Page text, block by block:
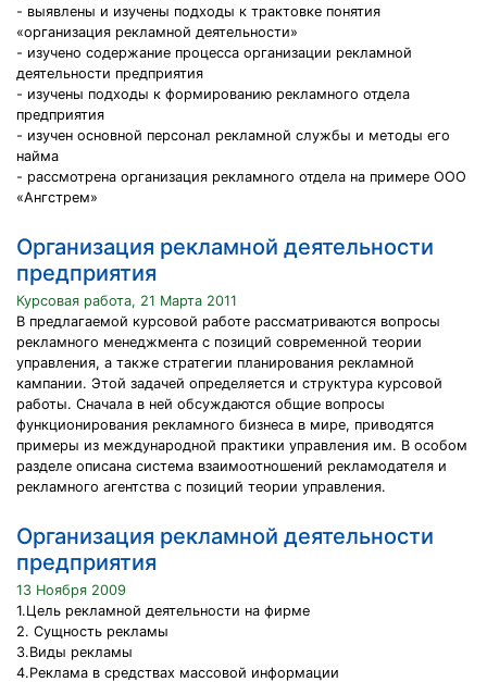
- выявлены и изучены подходы к трактовке понятия
«организация рекламной деятельности»
- изучено содержание процесса организации рекламной
деятельности предприятия
- изучены подходы к формированию рекламного отдела
предприятия
- изучен основной персонал рекламной службы и методы его
найма
- рассмотрена организация рекламного отдела на примере ООО
«Ангстрем»
Организация рекламной деятельности
предприятия
Курсовая работа, 21 Марта 2011
В предлагаемой курсовой работе рассматриваются вопросы
рекламного менеджмента с позиций современной теории
управления, а также стратегии планирования рекламной
кампании. Этой задачей определяется и структура курсовой
работы. Сначала в ней обсуждаются общие вопросы
функционирования рекламного бизнеса в мире, приводятся
примеры из международной практики управления им. В особом
разделе описана система взаимоотношений рекламодателя и
рекламного агентства с позиций теории управления.
Организация рекламной деятельности
предприятия
13 Ноября 2009
1.Цель рекламной деятельности на фирме
2. Сущность рекламы
3.Виды рекламы
4.Реклама в средствах массовой информации